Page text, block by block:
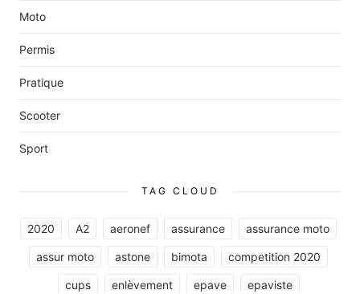
Moto
Permis
Pratique
Scooter
Sport
TAG CLOUD
2020 A2 aeronef assurance assurance moto
assur moto astone bimota competition 2020
cups enlèvement epave epaviste